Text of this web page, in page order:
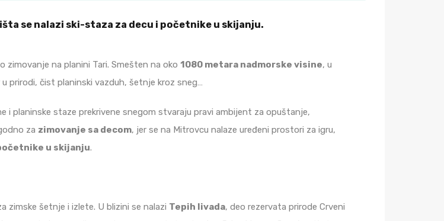
se nalazi ski-staza za decu i početnike u skijanju.
na planini Tari. Smešten na oko 1080 metara nadmorske visine, u
prirodi, čist planinski vazduh, šetnje kroz sneg…
i planinske staze prekrivene snegom stvaraju pravi ambijent za opuštanje,
za zimovanje sa decom, jer se na Mitrovcu nalaze uređeni prostori za igru,
u skijanju.
zimske šetnje i izlete. U blizini se nalazi Tepih livada, deo rezervata prirode Crveni